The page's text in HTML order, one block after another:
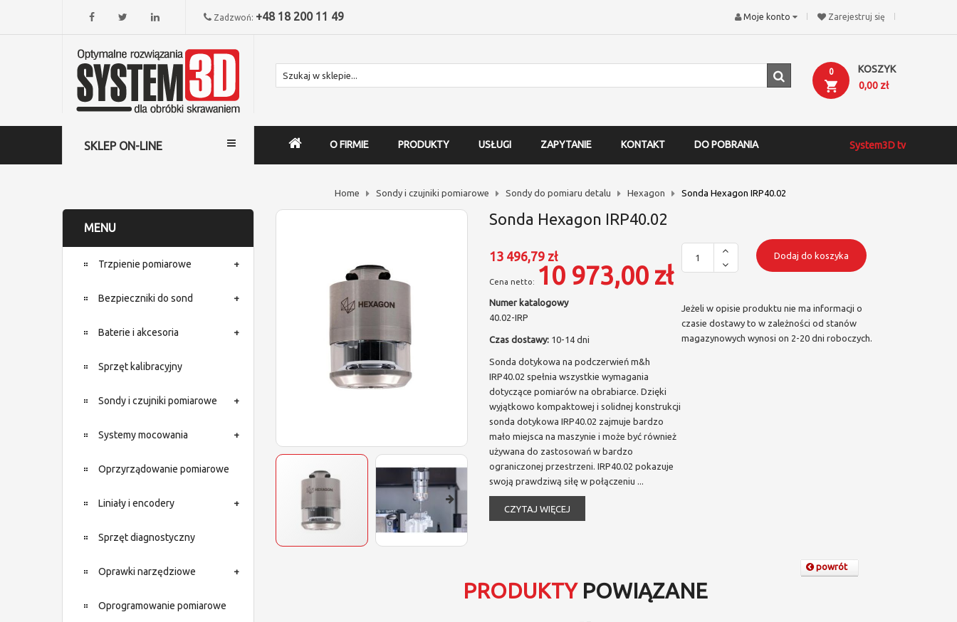
Zadzwoń: +48 18 200 11 49 Zarejestruj się
Moje konto
KOSZYK
0
0,00 zł
SKLEP ON-LINE O FIRMIE PRODUKTY USŁUGI ZAPYTANIE KONTAKT DO POBRANIA System3D tv
Home Sondy i czujniki pomiarowe Sondy do pomiaru detalu Hexagon Sonda Hexagon IRP40.02
MENU
Trzpienie pomiarowe
Bezpieczniki do sond
Baterie i akcesoria
Sprzęt kalibracyjny
Sondy i czujniki pomiarowe
Systemy mocowania
Oprzyrządowanie pomiarowe
Liniały i encodery
Sprzęt diagnostyczny
Oprawki narzędziowe
Oprogramowanie pomiarowe
Sonda Hexagon IRP40.02
13 496,79 zł
10 973,00 zł
Numer katalogowy
40.02-IRP
Czas dostawy:10-14 dni
Sonda dotykowa na podczerwień m&h
IRP40.02 spełnia wszystkie wymagania
dotyczące pomiarów na obrabiarce. Dzięki
wyjątkowo kompaktowej i solidnej konstrukcji
sonda dotykowa IRP40.02 zajmuje bardzo
mało miejsca na maszynie i może być również
używana do zastosowań w bardzo
ograniczonej przestrzeni. IRP40.02 pokazuje
swoją prawdziwą siłę w połączeniu ...
CZYTAJ WIĘCEJ
Dodaj do koszyka
Jeżeli w opisie produktu nie ma informacji o
czasie dostawy to w zależności od stanów
magazynowych wynosi on 2-20 dni roboczych.
powrót
PRODUKTYPOWIĄZANE